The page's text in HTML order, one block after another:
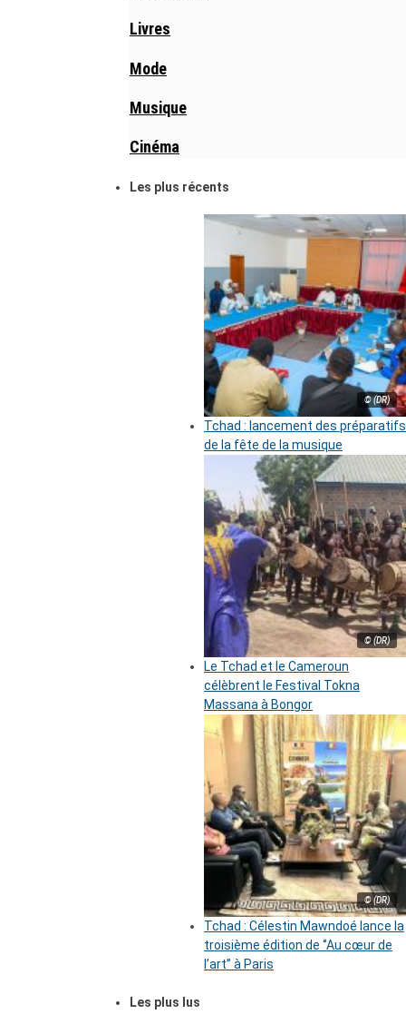
Livres
Mode
Musique
Cinéma
Les plus récents
© (DR)
Tchad : lancement des préparatifs
de la fête de la musique
© (DR)
Le Tchad et le Cameroun
célèbrent le Festival Tokna
Massana à Bongor
© (DR)
Tchad : Célestin Mawndoé lance la
troisième édition de ‘’Au cœur de
l’art’’ à Paris
Les plus lus